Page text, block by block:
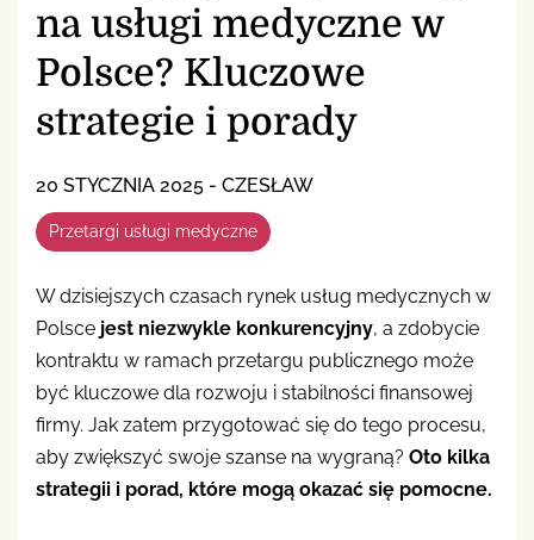
na usługi medyczne w
Polsce? Kluczowe
strategie i porady
20 STYCZNIA 2025 - CZESŁAW
Przetargi usługi medyczne
W dzisiejszych czasach rynek usług medycznych w
Polsce jest niezwykle konkurencyjny, a zdobycie
kontraktu w ramach przetargu publicznego może
być kluczowe dla rozwoju i stabilności finansowej
firmy. Jak zatem przygotować się do tego procesu,
aby zwiększyć swoje szanse na wygraną? Oto kilka
strategii i porad, które mogą okazać się pomocne.